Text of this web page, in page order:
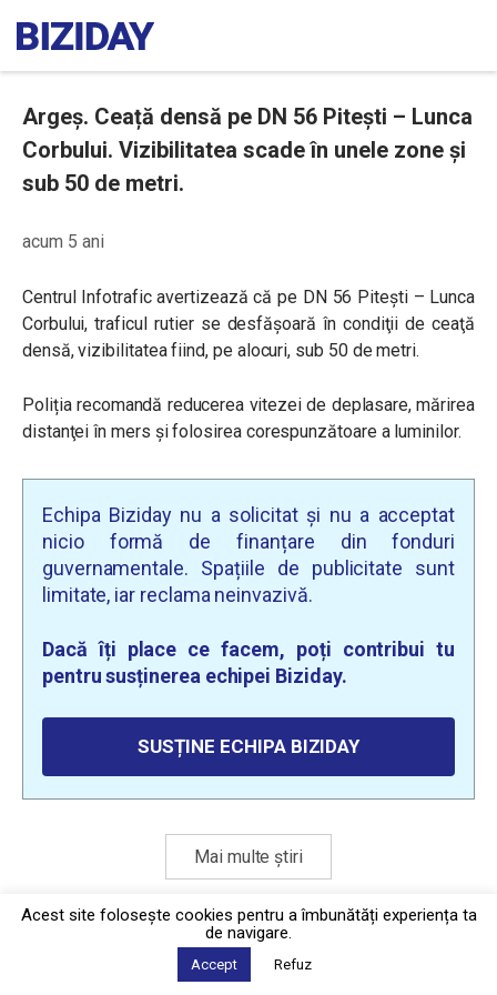
Argeș. Ceață densă pe DN 56 Pitești – Lunca
Corbului. Vizibilitatea scade în unele zone și
sub 50 de metri.
acum 5 ani
Centrul Infotrafic avertizează că pe DN 56 Pitești – Lunca
Corbului, traficul rutier se desfăşoară în condiţii de ceaţă
densă, vizibilitatea fiind, pe alocuri, sub 50 de metri.
Poliția recomandă reducerea vitezei de deplasare, mărirea
distanţei în mers şi folosirea corespunzătoare a luminilor.
Echipa Biziday nu a solicitat și nu a acceptat
nicio formă de finanțare din fonduri
guvernamentale. Spațiile de publicitate sunt
limitate, iar reclama neinvazivă.
Dacă îți place ce facem, poți contribui tu
pentru susținerea echipei Biziday.
SUSȚINE ECHIPA BIZIDAY
Mai multe știri
Politica de confidențialitate
2026 © Biziday
Acest site foloseşte cookies pentru a îmbunătăți experiența ta
de navigare.
Accept Refuz